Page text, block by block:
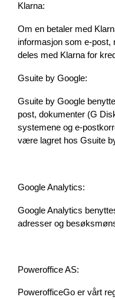
Klarna:
Om en betaler med
informasjon som e-post,
deles med Klarna for
Gsuite by Google:
Gsuite by Google
post, dokumenter (G
systemene og e-
være lagret hos Gsuite
Google Analytics:
Google Analytics
adresser og
Poweroffice AS:
PowerofficeGo er vårt